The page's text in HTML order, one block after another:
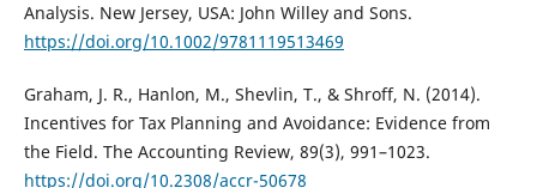
Analysis. New Jersey, USA: John Willey and Sons.
https://doi.org/10.1002/9781119513469
Graham, J. R., Hanlon, M., Shevlin, T., & Shroff, N. (2014).
Incentives for Tax Planning and Avoidance: Evidence from
the Field. The Accounting Review, 89(3), 991–1023.
https://doi.org/10.2308/accr-50678